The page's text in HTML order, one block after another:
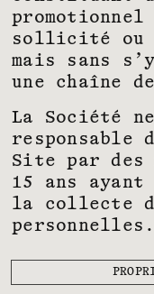
sollicité ou
mais sans
une chaîne
La Société
Site par des
15 ans ayant
la collecte
personnelles.